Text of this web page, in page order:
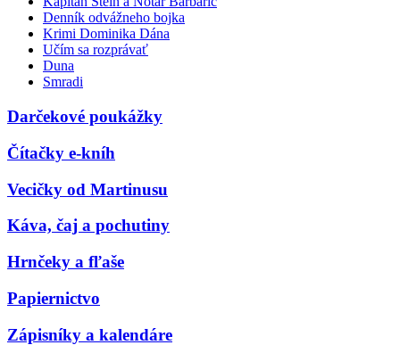
Denník odvážneho bojka
Krimi Dominika Dána
Učím sa rozprávať
Duna
Smradi
Darčekové poukážky
Čítačky e-kníh
Vecičky od Martinusu
Káva, čaj a pochutiny
Hrnčeky a fľaše
Papiernictvo
Zápisníky a kalendáre